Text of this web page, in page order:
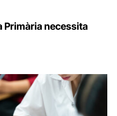
Primària necessita